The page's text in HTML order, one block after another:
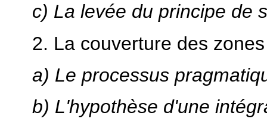
c) La levée du principe de
2. La couverture des
a) Le processus
b) L'hypothèse d'une